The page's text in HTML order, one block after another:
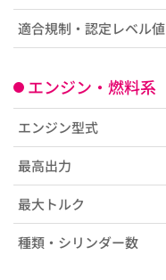
適合規制・認定レベル値
エンジン・燃料系
エンジン型式
最高出力
最大トルク
種類・シリンダー数